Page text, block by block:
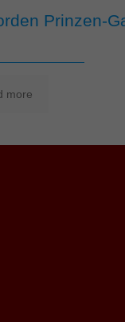
Prinzen-
more